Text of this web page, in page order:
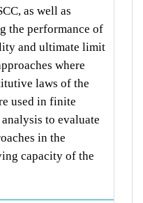
as well as
the performance of
and ultimate limit
where
laws of the
used in finite
to evaluate
in the
capacity of the